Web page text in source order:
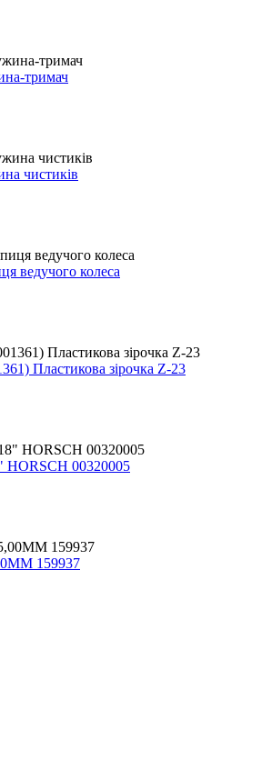
тримач
чистиків
ведучого колеса
Пластикова зірочка Z-23
00320005
159937